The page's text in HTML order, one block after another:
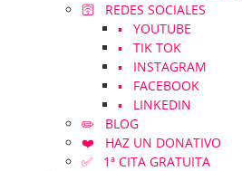
🛜 REDES SOCIALES
▪️ YOUTUBE
▪️ TIK TOK
▪️ INSTAGRAM
▪️ FACEBOOK
▪️ LINKEDIN
✏️ BLOG
❤️ HAZ UN DONATIVO
✅ 1ª CITA GRATUITA